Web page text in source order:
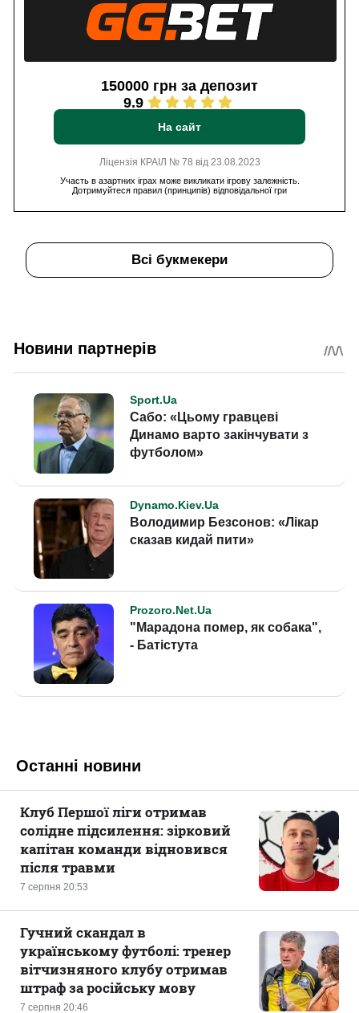
150000 грн за депозит
9.9
На сайт
Ліцензія КРАІЛ № 78 від 23.08.2023
Участь в азартних іграх може викликати ігрову залежність.
Дотримуйтеся правил (принципів) відповідальної гри
Всі букмекери
Останні новини
7 серпня 20:53
Клуб Першої ліги отримав
солідне підсилення: зірковий
капітан команди відновився
після травми
7 серпня 20:46
Гучний скандал в
українському футболі: тренер
вітчизняного клубу отримав
штраф за російську мову